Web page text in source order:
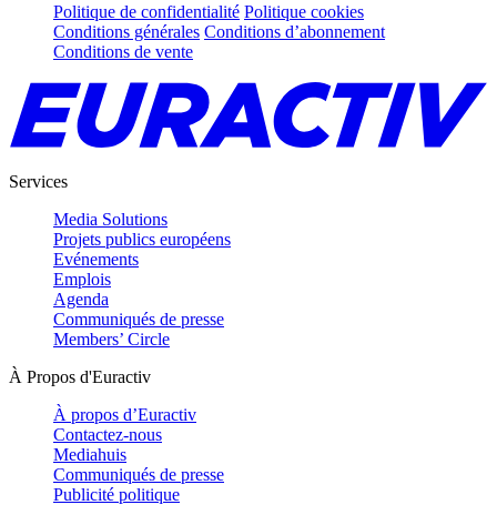
Politique de confidentialité Politique cookies
Conditions générales Conditions d’abonnement
Conditions de vente
Services
Media Solutions
Projets publics européens
Evénements
Emplois
Agenda
Communiqués de presse
Members’ Circle
À Propos d'Euractiv
À propos d’Euractiv
Contactez-nous
Mediahuis
Communiqués de presse
Publicité politique